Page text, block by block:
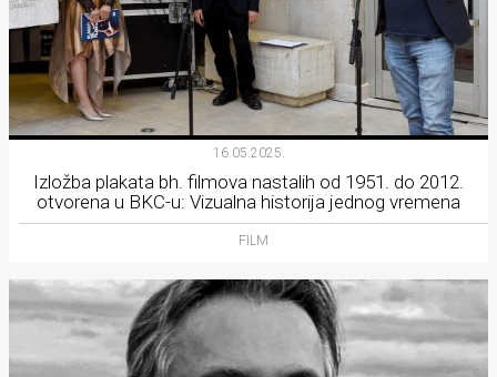
Urban
Magazin
16.05.2025.
Izložba plakata bh. filmova nastalih od 1951. do 2012.
otvorena u BKC-u: Vizualna historija jednog vremena
FILM